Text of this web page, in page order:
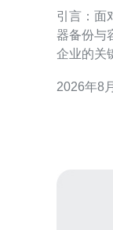
引言：面
器备份与
企业的关
恢复。 目标与原则：明确RPO与RTO 制定备份与容
2026年8